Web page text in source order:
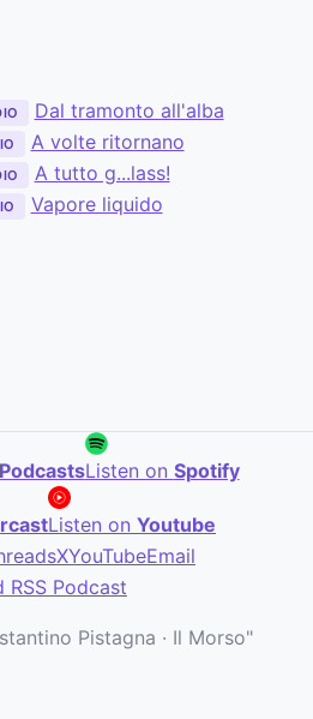
Dal tramonto all'alba
A volte ritornano
A tutto g...lass!
Vapore liquido
Listen on Spotify
Listen on Youtube
XYouTubeEmail
RSS Podcast
Pistagna · Il Morso"